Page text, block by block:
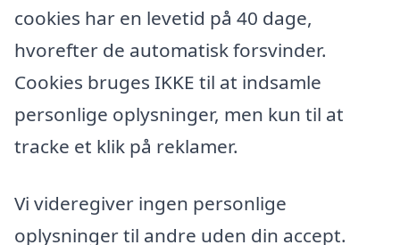
cookies har en levetid på 40 dage,
hvorefter de automatisk forsvinder.
Cookies bruges IKKE til at indsamle
personlige oplysninger, men kun til at
tracke et klik på reklamer.
Vi videregiver ingen personlige
oplysninger til andre uden din accept.